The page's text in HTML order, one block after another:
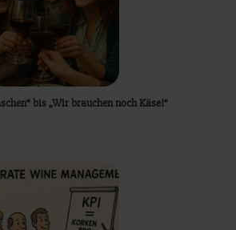
bis „Wir brauchen noch Käse!“